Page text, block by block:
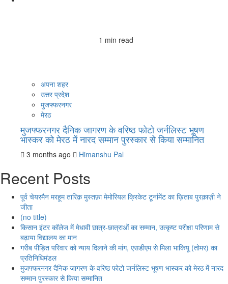
1 min read
अपना शहर
उत्तर प्रदेश
मुजफ्फरनगर
मेरठ
मुजफ्फरनगर दैनिक जागरण के वरिष्ठ फोटो जर्नलिस्ट भूषण
भास्कर को मेरठ में नारद सम्मान पुरस्कार से किया सम्मानित
3 months ago Himanshu Pal
Recent Posts
पूर्व चेयरमैन मरहूम तारिक़ मुस्तफ़ा मेमोरियल क्रिकेट टूर्नामेंट का ख़िताब पुरक़ाज़ी ने
जीता
(no title)
किसान इंटर कॉलेज में मेधावी छात्र-छात्राओं का सम्मान, उत्कृष्ट परीक्षा परिणाम से
बढ़ाया विद्यालय का मान
गरीब पीड़ित परिवार को न्याय दिलाने की मांग, एसडीएम से मिला भाकियू (तोमर) का
प्रतिनिधिमंडल
मुजफ्फरनगर दैनिक जागरण के वरिष्ठ फोटो जर्नलिस्ट भूषण भास्कर को मेरठ में नारद
सम्मान पुरस्कार से किया सम्मानित